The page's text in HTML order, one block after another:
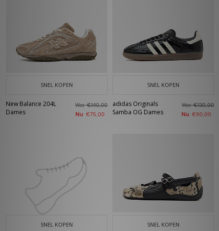
SNEL KOPEN
New Balance 204L
Dames
Was€140,00
Nu €75,00
SNEL KOPEN
adidas Originals
Samba OG Dames
Was€130,00
Nu €90,00
SNEL KOPEN SNEL KOPEN